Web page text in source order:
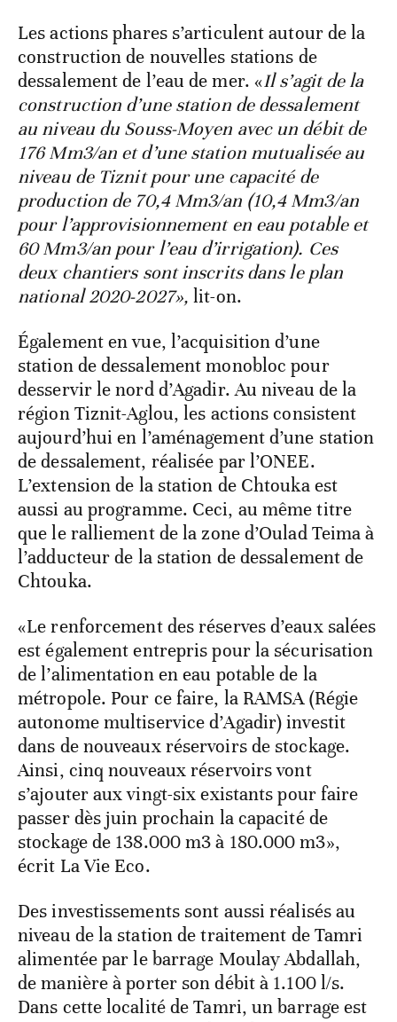
Les actions phares s’articulent autour de la
construction de nouvelles stations de
dessalement de l’eau de mer. «Il s’agit de la
construction d’une station de dessalement
au niveau du Souss-Moyen avec un débit de
176 Mm3/an et d’une station mutualisée au
niveau de Tiznit pour une capacité de
production de 70,4 Mm3/an (10,4 Mm3/an
pour l’approvisionnement en eau potable et
60 Mm3/an pour l’eau d’irrigation). Ces
deux chantiers sont inscrits dans le plan
national 2020-2027», lit-on.
Également en vue, l’acquisition d’une
station de dessalement monobloc pour
desservir le nord d’Agadir. Au niveau de la
région Tiznit-Aglou, les actions consistent
aujourd’hui en l’aménagement d’une station
de dessalement, réalisée par l’ONEE.
L’extension de la station de Chtouka est
aussi au programme. Ceci, au même titre
que le ralliement de la zone d’Oulad Teima à
l’adducteur de la station de dessalement de
Chtouka.
«Le renforcement des réserves d’eaux salées
est également entrepris pour la sécurisation
de l’alimentation en eau potable de la
métropole. Pour ce faire, la RAMSA (Régie
autonome multiservice d’Agadir) investit
dans de nouveaux réservoirs de stockage.
Ainsi, cinq nouveaux réservoirs vont
s’ajouter aux vingt-six existants pour faire
passer dès juin prochain la capacité de
stockage de 138.000 m3 à 180.000 m3»,
écrit La Vie Eco.
Des investissements sont aussi réalisés au
niveau de la station de traitement de Tamri
alimentée par le barrage Moulay Abdallah,
de manière à porter son débit à 1.100 l/s.
Dans cette localité de Tamri, un barrage est